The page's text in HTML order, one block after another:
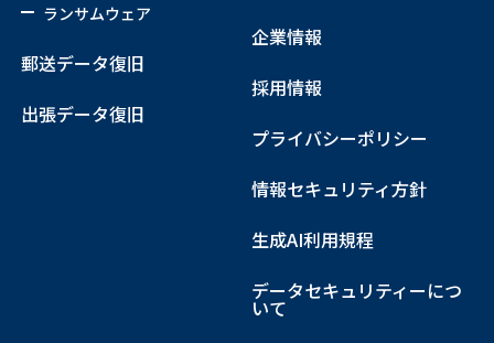
ランサムウェア
郵送データ復旧
出張データ復旧
企業情報
採用情報
プライバシーポリシー
情報セキュリティ方針
生成AI利用規程
データセキュリティーにつ
いて